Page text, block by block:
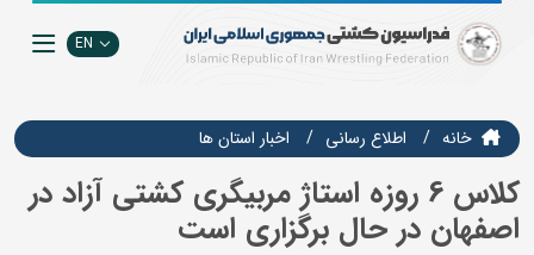
EN
خانه اطلاع رسانی اخبار استان ها
کلاس 6 روزه استاژ مربیگری کشتی آزاد در
اصفهان در حال برگزاری است